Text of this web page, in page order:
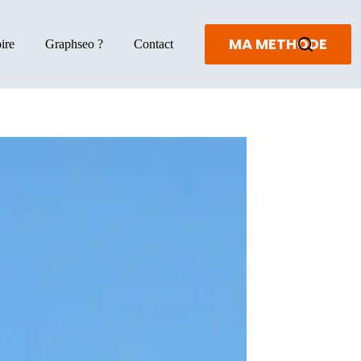
Graphseo ? Contact MA METHODE